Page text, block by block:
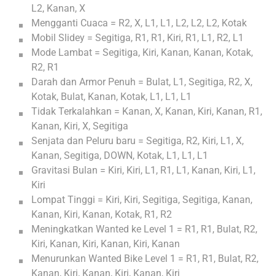
L2, Kanan, X
Mengganti Cuaca = R2, X, L1, L1, L2, L2, L2, Kotak
Mobil Slidey = Segitiga, R1, R1, Kiri, R1, L1, R2, L1
Mode Lambat = Segitiga, Kiri, Kanan, Kanan, Kotak,
R2, R1
Darah dan Armor Penuh = Bulat, L1, Segitiga, R2, X,
Kotak, Bulat, Kanan, Kotak, L1, L1, L1
Tidak Terkalahkan = Kanan, X, Kanan, Kiri, Kanan, R1,
Kanan, Kiri, X, Segitiga
Senjata dan Peluru baru = Segitiga, R2, Kiri, L1, X,
Kanan, Segitiga, DOWN, Kotak, L1, L1, L1
Gravitasi Bulan = Kiri, Kiri, L1, R1, L1, Kanan, Kiri, L1,
Kiri
Lompat Tinggi = Kiri, Kiri, Segitiga, Segitiga, Kanan,
Kanan, Kiri, Kanan, Kotak, R1, R2
Meningkatkan Wanted ke Level 1 = R1, R1, Bulat, R2,
Kiri, Kanan, Kiri, Kanan, Kiri, Kanan
Menurunkan Wanted Bike Level 1 = R1, R1, Bulat, R2,
Kanan, Kiri, Kanan, Kiri, Kanan, Kiri